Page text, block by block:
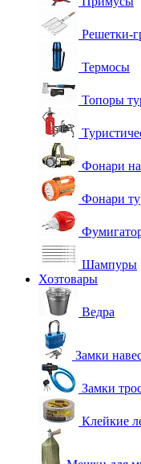
Решетки-
Термосы
Топоры
Фонари
Фонари
Шампуры
Хозтовары
Ведра
Замки
Замки
Клейкие